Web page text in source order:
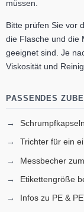
müssen.
Bitte prüfen Sie vor
die Flasche und die
geeignet sind. Je
Viskosität und
PASSENDES
Trichter für ein
Messbecher
Etikettengröße
Infos zu PE &